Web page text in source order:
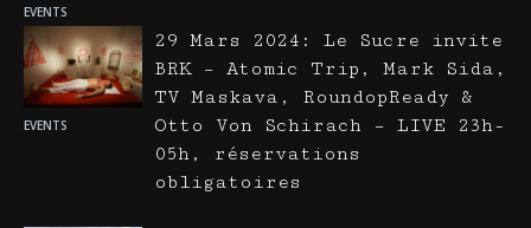
EVENTS
EVENTS
29 Mars 2024: Le Sucre invite
BRK – Atomic Trip, Mark Sida,
TV Maskava, RoundopReady &
Otto Von Schirach – LIVE 23h-
05h, réservations
obligatoires